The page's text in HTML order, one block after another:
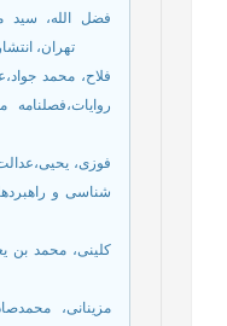
فضل الله، سید
تهران،
فلاح، محمد
فوزی،
شناسی و
کلینی، محمد بن
مزینانی،